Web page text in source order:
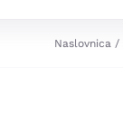
Naslovnica